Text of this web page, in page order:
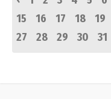
15
16 17 18 19
27
28 29 30 31